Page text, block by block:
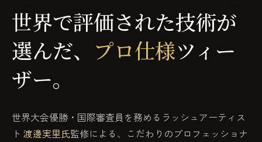
世界で評価された技術が
選んだ、 プロ仕様ツィー
ザー。
世界大会優勝・国際審査員を務めるラッシュアーティス
ト 渡邊実里氏監修による、こだわりのプロフェッショナ